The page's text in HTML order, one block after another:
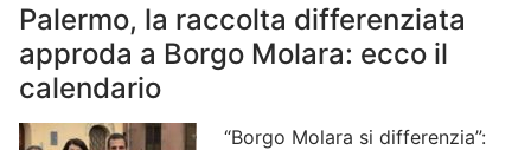
Palermo, la raccolta differenziata
approda a Borgo Molara: ecco il
calendario
“Borgo Molara si differenzia”: